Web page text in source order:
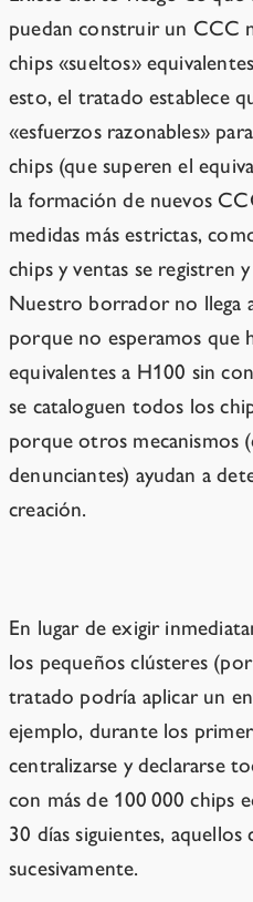
puedan construir un CCC
chips «sueltos»
esto, el tratado establece
«esfuerzos razonables»
chips (que superen el
la formación de nuevos
medidas más estrictas,
chips y ventas se registren
Nuestro borrador no llega
porque no esperamos que
equivalentes a H100 sin
se cataloguen todos los
porque otros mecanismos
denunciantes) ayudan a
creación.
En lugar de exigir
los pequeños clústeres
tratado podría aplicar un
ejemplo, durante los
centralizarse y declararse
con más de 100 000 chips
30 días siguientes, aquellos
sucesivamente.